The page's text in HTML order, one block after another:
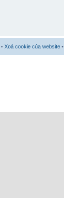
• Xoá cookie của website